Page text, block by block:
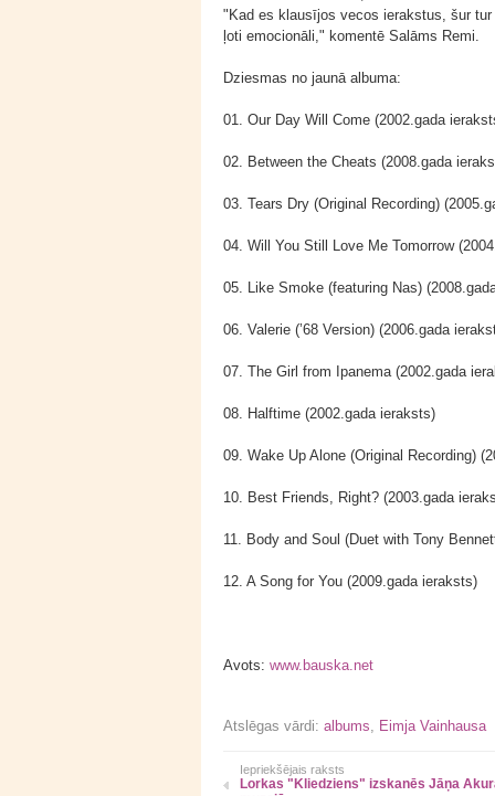
"Kad es klausījos vecos ierakstus, šur
ļoti emocionāli," komentē Salāms Remi.
Dziesmas no jaunā albuma:
01. Our Day Will Come (2002.gada
02. Between the Cheats (2008.gada
03. Tears Dry (Original Recording)
04. Will You Still Love Me Tomorrow
05. Like Smoke (featuring Nas)
06. Valerie (’68 Version) (2006.gada
07. The Girl from Ipanema (2002.gada
08. Halftime (2002.gada ieraksts)
09. Wake Up Alone (Original Recording)
10. Best Friends, Right? (2003.gada
11. Body and Soul (Duet with Tony
12. A Song for You (2009.gada ieraksts)
Avots: www.bauska.net
Atslēgas vārdi: albums, Eimja Vainhausa
Iepriekšējais raksts
Lorkas "Kliedziens" izskanēs Jāņa